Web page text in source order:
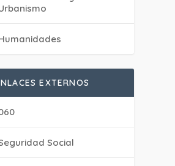
EXTERNOS
Social